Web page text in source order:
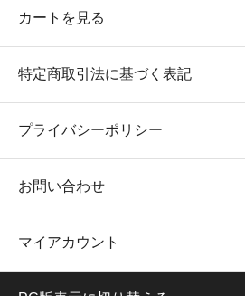
カートを見る
特定商取引法に基づく表記
プライバシーポリシー
お問い合わせ
マイアカウント